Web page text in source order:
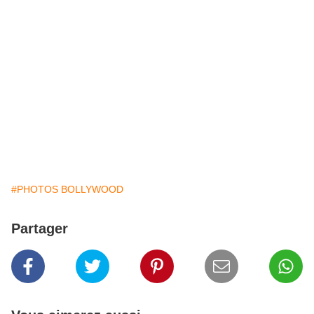
#PHOTOS BOLLYWOOD
Partager